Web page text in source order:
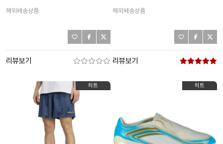
해외배송상품
리뷰보기
해외배송상품
리뷰보기
히트 히트